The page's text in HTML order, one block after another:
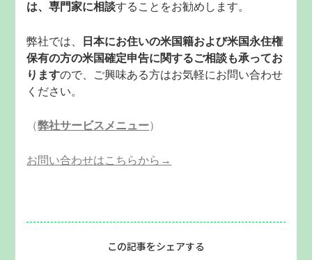
は、専門家に相談することをお勧めします。
弊社では、 日本にお住いの米国籍および米国永住権
保有の方の米国確定申告に関するご相談も承ってお
りますので、ご興味ある方はお気軽にお問い合わせ
ください。
（弊社サービスメニュー）
お問い合わせはこちらから→
この記事をシェアする